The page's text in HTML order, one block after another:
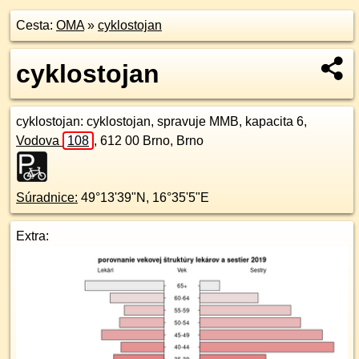
Cesta: OMA» cyklostojan
cyklostojan
cyklostojan: cyklostojan, spravuje MMB, kapacita 6,
Vodova
108 , 612 00 Brno, Brno
Súradnice: 49°13'39"N , 16°35'5"E
Extra: